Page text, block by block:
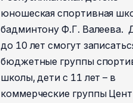
юношеская спортивная
бадминтону Ф.Г. Валеева.
до 10 лет смогут
бюджетные группы
школы, дети с 11 лет – в
коммерческие группы